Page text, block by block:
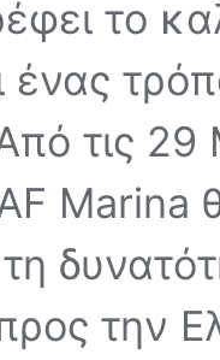
το
ένας
τις 29
Marina
την